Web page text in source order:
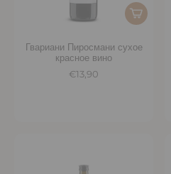
Гвариани Пиросмани сухое
красное вино
€13,90